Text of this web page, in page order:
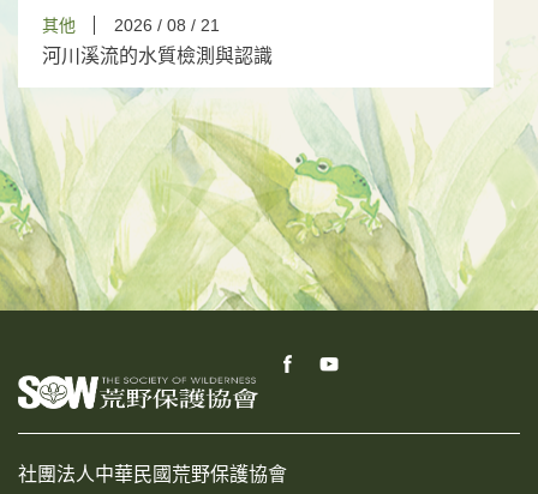
其他 2026 / 08 / 21
河川溪流的水質檢測與認識
社團法人中華民國荒野保護協會